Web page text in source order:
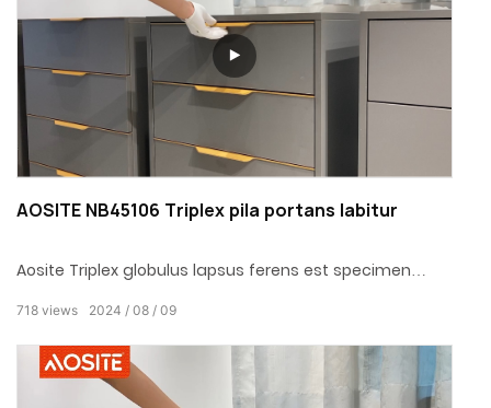
AOSITE NB45106 Triplex pila portans labitur
Aosite Triplex globulus lapsus ferens est specimen
2024 08 09
718 views